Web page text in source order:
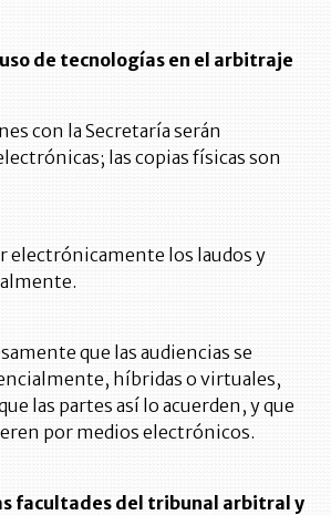
de tecnologías en el arbitraje
con la Secretaría serán
las copias físicas son
electrónicamente los laudos y
que las audiencias se
híbridas o virtuales,
las partes así lo acuerden, y que
por medios electrónicos.
facultades del tribunal arbitral y